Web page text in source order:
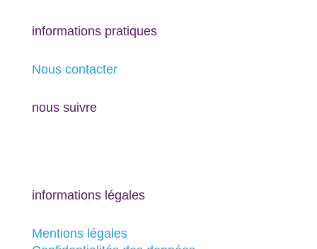
informations pratiques
Nous contacter
nous suivre
informations légales
Mentions légales